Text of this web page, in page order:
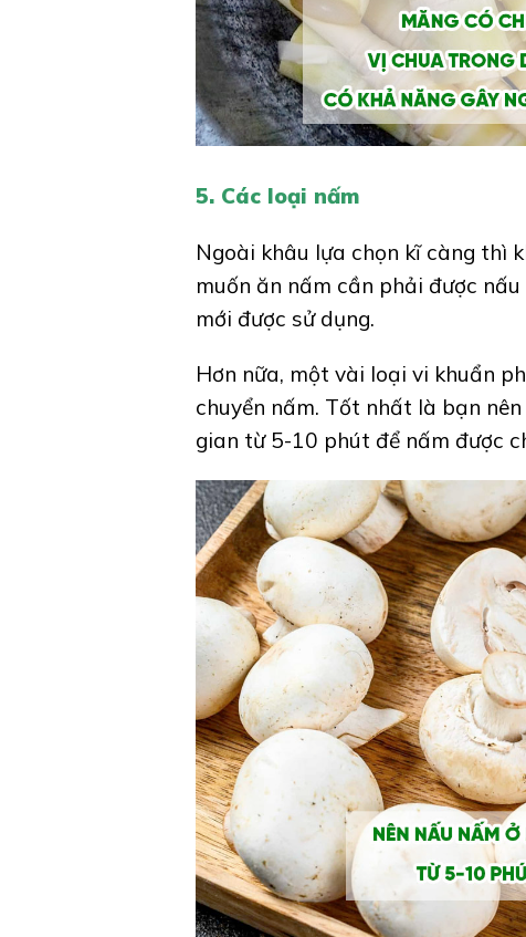
5. Các loại nấm
Ngoài khâu lựa chọn kĩ càng thì
muốn ăn nấm cần phải được
mới được sử dụng.
Hơn nữa, một vài loại vi khuẩn
chuyển nấm. Tốt nhất là bạn
gian từ 5-10 phút để nấm được